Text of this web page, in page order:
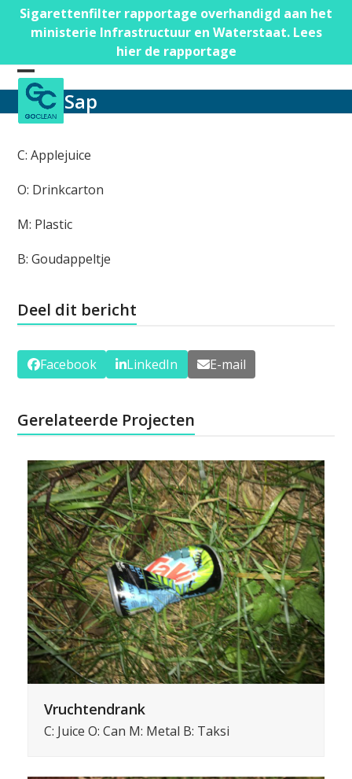
SkipSigarettenfilter rapportage overhandigd aan het
ministerie Infrastructuur en Waterstaat. Lees
hier de rapportage
Open
mobile
Close
mobile
Sap
C: Applejuice
O: Drinkcarton
M: Plastic
B: Goudappeltje
Deel dit bericht
Facebook LinkedIn E-mail
Gerelateerde Projecten
Vruchtendrank
C: Juice O: Can M: Metal B: Taksi